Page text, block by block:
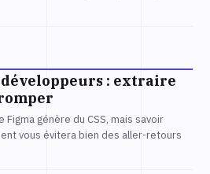
: extraire
Figma génère du CSS, mais savoir
vous évitera bien des aller-retours